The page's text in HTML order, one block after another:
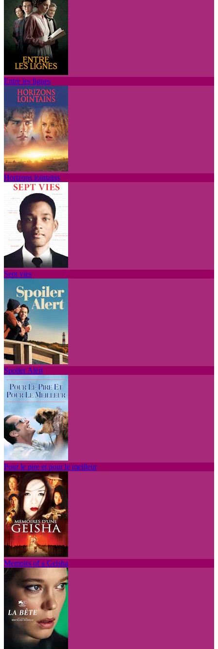
Entre les lignes
Horizons lointains
Sept vies
Spoiler Alert
Pour le pire et pour le meilleur
Memoirs of a Geisha